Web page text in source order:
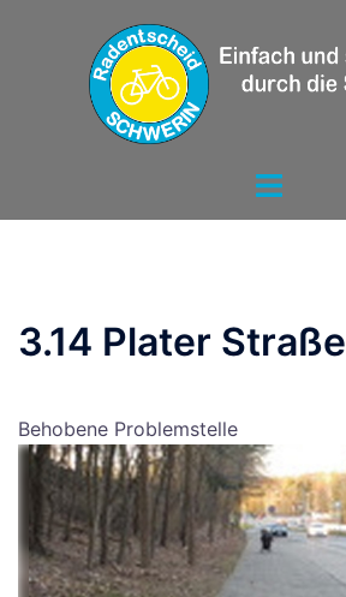
Menü
3.14 Plater Straße
Behobene Problemstelle